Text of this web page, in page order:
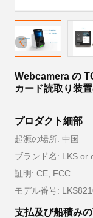
Webcamera の
カード読取り装
プロダクト細部
起源の場所: 中国
ブランド名: LKS or
証明: CE, FCC
モデル番号:
支払及び船積み